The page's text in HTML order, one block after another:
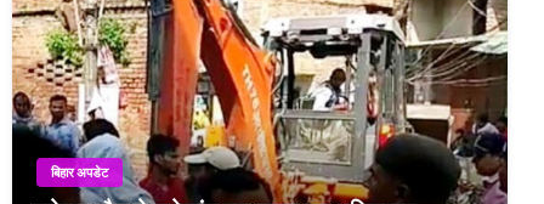
बिहार अपडेट